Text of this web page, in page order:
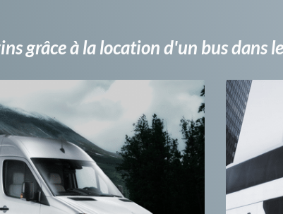
grâce à la location d'un bus dans